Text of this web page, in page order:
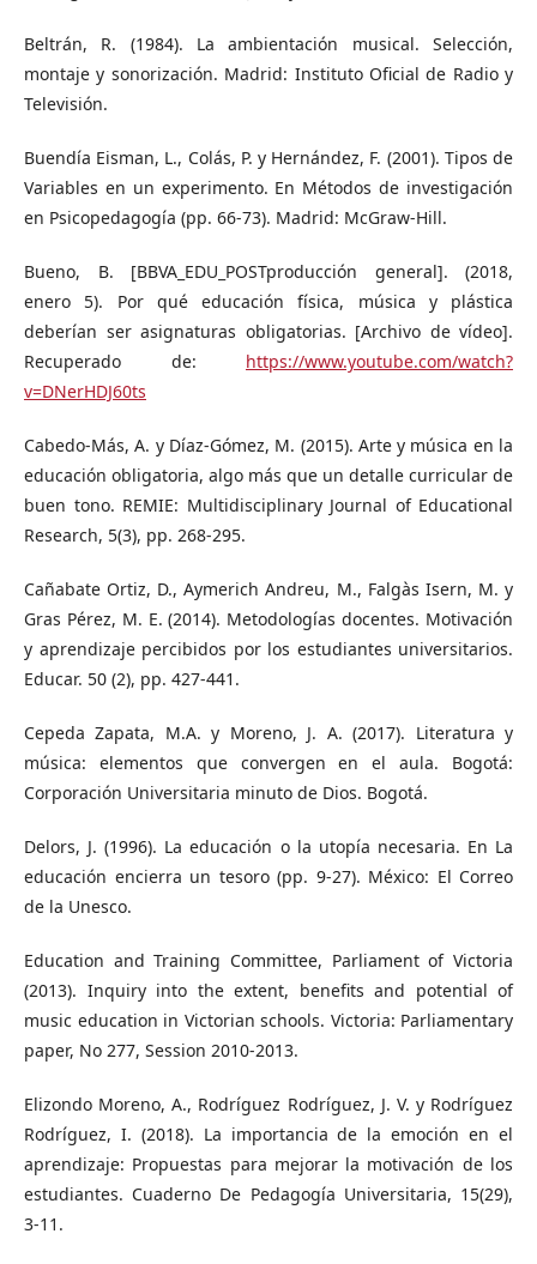
Beltrán, R. (1984). La ambientación musical. Selección,
montaje y sonorización. Madrid: Instituto Oficial de Radio y
Televisión.
Buendía Eisman, L., Colás, P. y Hernández, F. (2001). Tipos de
Variables en un experimento. En Métodos de investigación
en Psicopedagogía (pp. 66-73). Madrid: McGraw-Hill.
Bueno, B. [BBVA_EDU_POSTproducción general]. (2018,
enero 5). Por qué educación física, música y plástica
deberían ser asignaturas obligatorias. [Archivo de vídeo].
Recuperado de: https://www.youtube.com/watch?
v=DNerHDJ60ts
Cabedo-Más, A. y Díaz-Gómez, M. (2015). Arte y música en la
educación obligatoria, algo más que un detalle curricular de
buen tono. REMIE: Multidisciplinary Journal of Educational
Research, 5(3), pp. 268-295.
Cañabate Ortiz, D., Aymerich Andreu, M., Falgàs Isern, M. y
Gras Pérez, M. E. (2014). Metodologías docentes. Motivación
y aprendizaje percibidos por los estudiantes universitarios.
Educar. 50 (2), pp. 427-441.
Cepeda Zapata, M.A. y Moreno, J. A. (2017). Literatura y
música: elementos que convergen en el aula. Bogotá:
Corporación Universitaria minuto de Dios. Bogotá.
Delors, J. (1996). La educación o la utopía necesaria. En La
educación encierra un tesoro (pp. 9-27). México: El Correo
de la Unesco.
Education and Training Committee, Parliament of Victoria
(2013). Inquiry into the extent, benefits and potential of
music education in Victorian schools. Victoria: Parliamentary
paper, No 277, Session 2010-2013.
Elizondo Moreno, A., Rodríguez Rodríguez, J. V. y Rodríguez
Rodríguez, I. (2018). La importancia de la emoción en el
aprendizaje: Propuestas para mejorar la motivación de los
estudiantes. Cuaderno De Pedagogía Universitaria, 15(29),
3-11.